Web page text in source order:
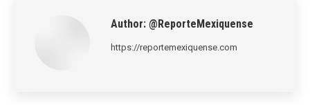
Author: @ReporteMexiquense
https://reportemexiquense.com